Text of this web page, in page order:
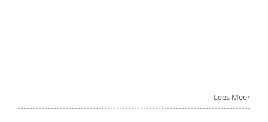
Lees Meer